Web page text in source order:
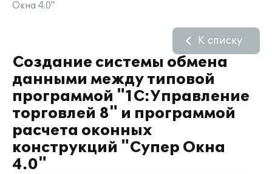
Окна 4.0"
Создание системы обмена
данными между типовой
программой "1С:Управление
торговлей 8" и программой
расчета оконных
конструкций "Супер Окна
4.0"
К списку